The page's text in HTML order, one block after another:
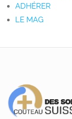
ADHÉRER
LE MAG